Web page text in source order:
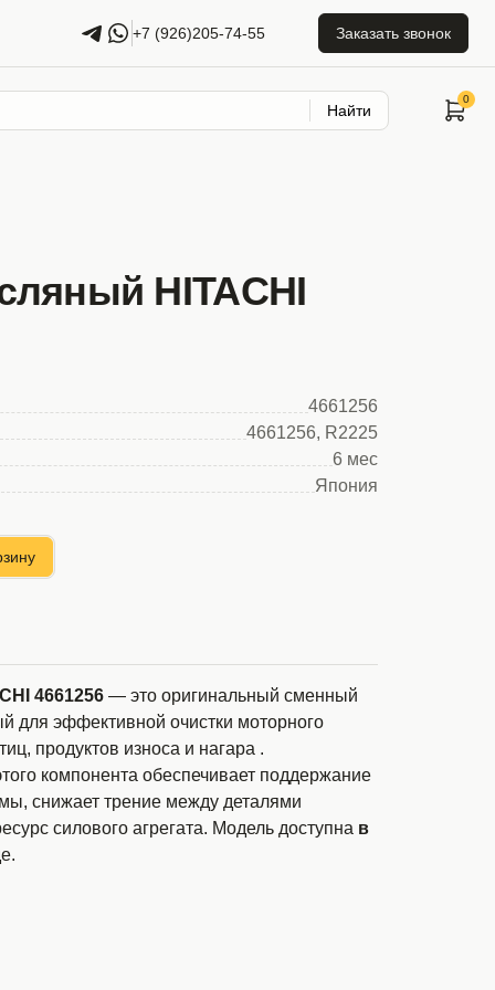
+7 (926)205-74-55 Заказать звонок
Найти
HITACHI
4661256
4661256, R2225
6 мес
Япония
4661256 — это оригинальный сменный
для эффективной очистки моторного
продуктов износа и нагара .
компонента обеспечивает поддержание
снижает трение между деталями
силового агрегата. Модель доступна в